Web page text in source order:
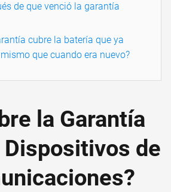
de que venció la garantía
cubre la batería que ya
que cuando era nuevo?
la Garantía
Dispositivos de